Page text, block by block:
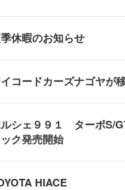
休暇のお知らせ
コードカーズナゴヤが
シェ９９１ ターボS/
ク発売開始
HIACE